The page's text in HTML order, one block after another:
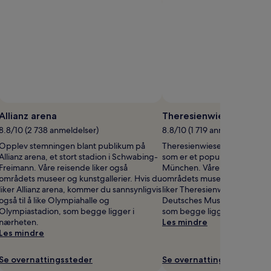
(fri
bruk):
BMW
arena
10 (2 738 anmeldelser)
stemningen blant publikum på
arena, et stort stadion i Schwabing-
Freimann. Våre reisende liker også
museer og kunstgallerier. Hvis du
liker Allianz arena, kommer du sannsynligvis
til å like Olympiahalle og
som begge ligger i
nærheten.
Les mindre
Se overnattingssteder
Theresienwiese
8.8/10 (1 719 anmeldelser)
Theresienwiese ligger i
som er et populært sted å
München. Våre reisende
områdets museer og
liker Theresienwiese,
Deutsches Museum og
som begge ligger i
Les mindre
Se overnattingssteder